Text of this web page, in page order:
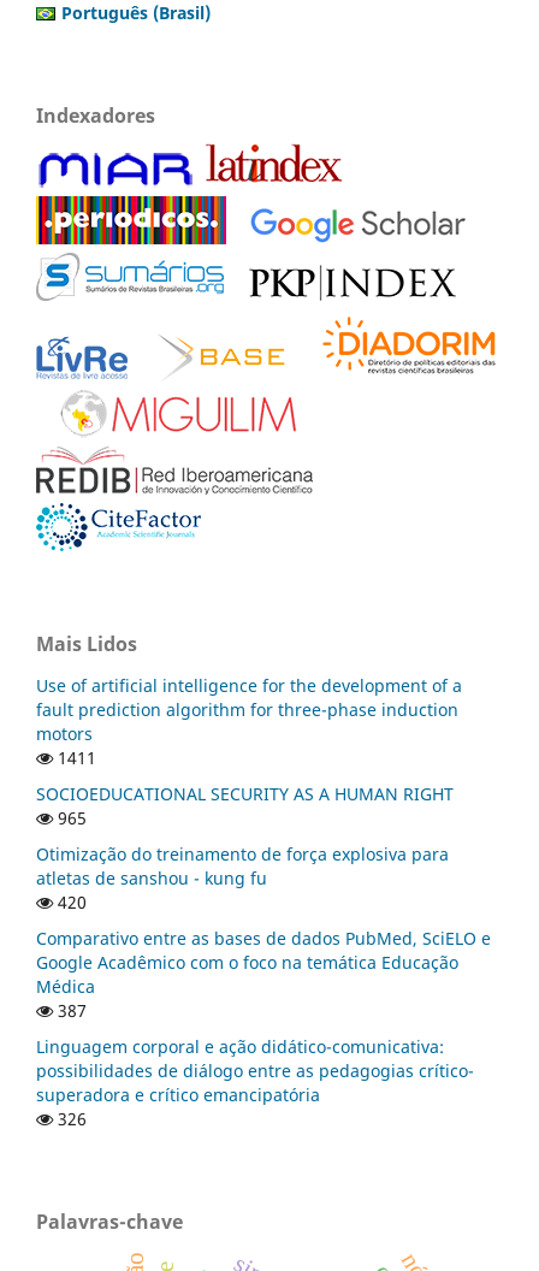
Português (Brasil)
Indexadores
Mais Lidos
Use of artificial intelligence for the development of a
fault prediction algorithm for three-phase induction
motors
1411
SOCIOEDUCATIONAL SECURITY AS A HUMAN RIGHT
965
Otimização do treinamento de força explosiva para
atletas de sanshou - kung fu
420
Comparativo entre as bases de dados PubMed, SciELO e
Google Acadêmico com o foco na temática Educação
Médica
387
Linguagem corporal e ação didático-comunicativa:
possibilidades de diálogo entre as pedagogias crítico-
superadora e crítico emancipatória
326
Palavras-chave